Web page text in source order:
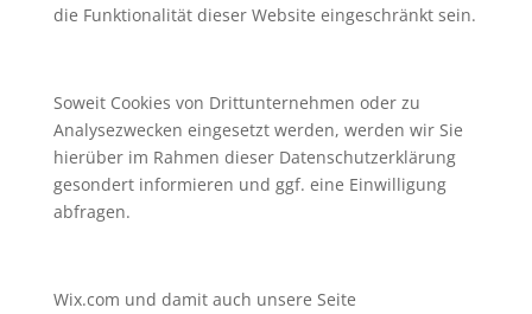
die Funktionalität dieser Website eingeschränkt sein.
Soweit Cookies von Drittunternehmen oder zu
Analysezwecken eingesetzt werden, werden wir Sie
hierüber im Rahmen dieser Datenschutzerklärung
gesondert informieren und ggf. eine Einwilligung
abfragen.
Wix.com und damit auch unsere Seite